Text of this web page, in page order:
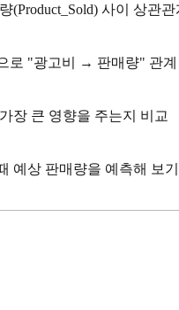
(Product_Sold) 사이 상관관
로 "광고비 → 판매량" 관계
장 큰 영향을 주는지 비교
예상 판매량을 예측해 보